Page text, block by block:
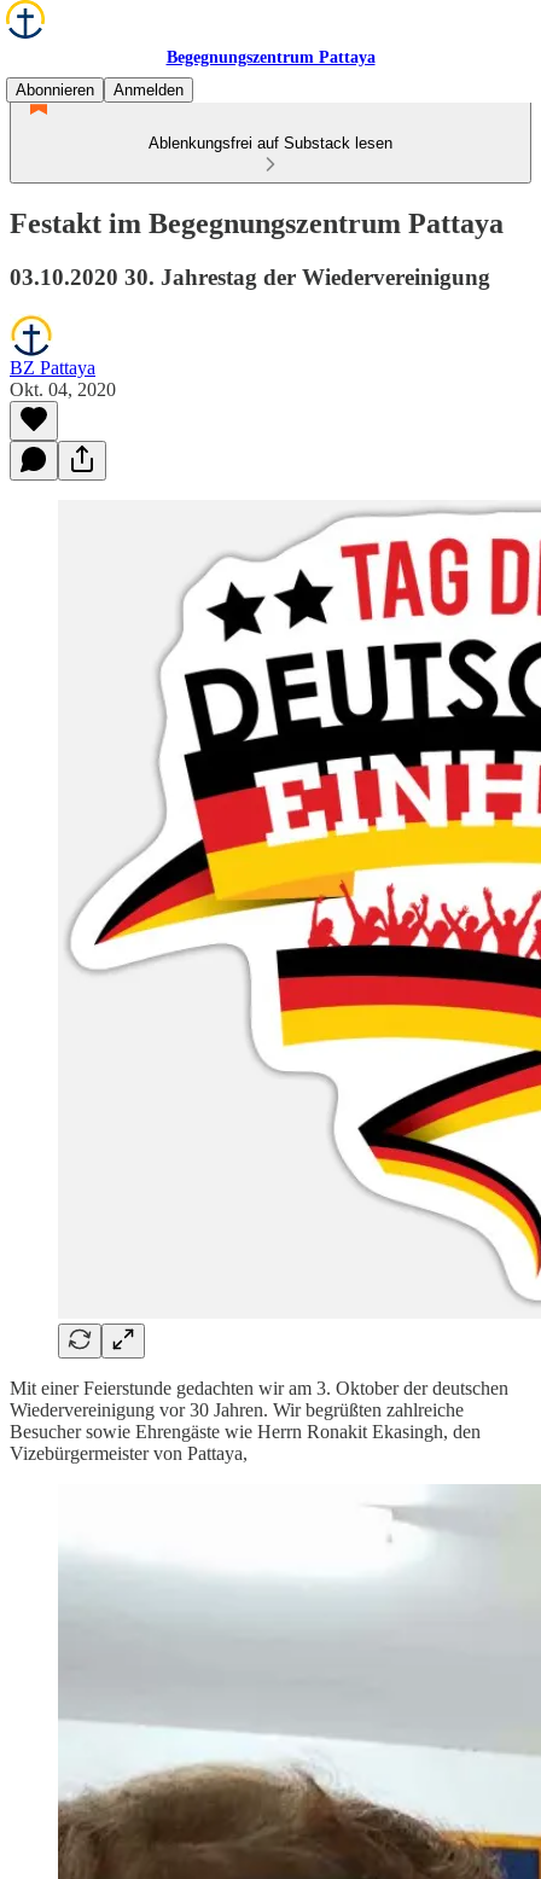
Begegnungszentrum Pattaya
Abonnieren
Anmelden
Ablenkungsfrei auf Substack lesen
Festakt im Begegnungszentrum Pattaya
03.10.2020 30. Jahrestag der Wiedervereinigung
BZ Pattaya
Okt. 04, 2020
Mit einer Feierstunde gedachten wir am 3. Oktober der deutschen
Wiedervereinigung vor 30 Jahren. Wir begrüßten zahlreiche
Besucher sowie Ehrengäste wie Herrn Ronakit Ekasingh, den
Vizebürgermeister von Pattaya,